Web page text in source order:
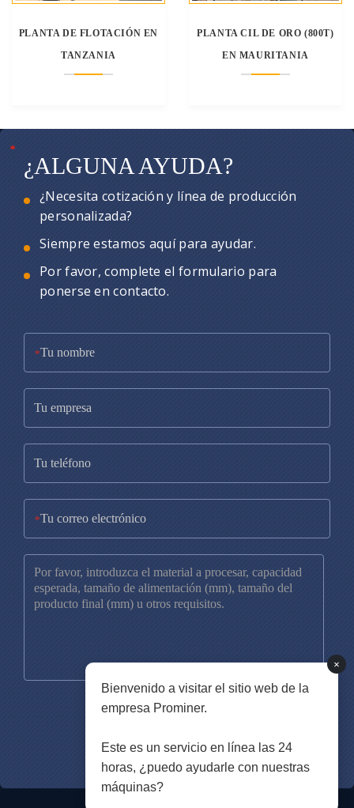
PLANTA DE FLOTACIÓN EN
TANZANIA
PLANTA CIL DE ORO (800T)
EN MAURITANIA
¿ALGUNA AYUDA?
¿Necesita cotización y línea de producción
personalizada?
Siempre estamos aquí para ayudar.
Por favor, complete el formulario para
ponerse en contacto.
*
*
*
*
*
×
Bienvenido a visitar el sitio web de la
empresa Prominer.
Este es un servicio en línea las 24
horas, ¿puedo ayudarle con nuestras
máquinas?